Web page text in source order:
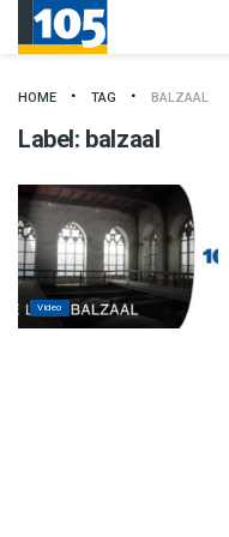
HOME TAG BALZAAL
Label: balzaal
Video